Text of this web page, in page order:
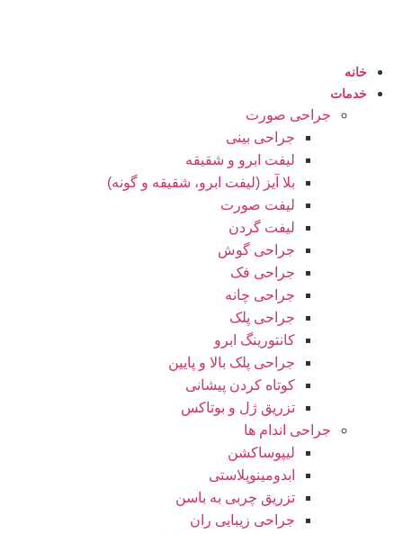
خانه
خدمات
جراحی صورت
جراحی بینی
لیفت ابرو و شقیقه
بلا آیز (لیفت ابرو، شقیقه و گونه)
لیفت صورت
لیفت گردن
جراحی گوش
جراحی فک
جراحی چانه
جراحی پلک
کانتورینگ ابرو
جراحی پلک بالا و پایین
کوتاه کردن پیشانی
تزریق ژل و بوتاکس
جراحی اندام ها
لیپوساکشن
ابدومینوپلاستی
تزریق چربی به باسن
جراحی زیبایی ران